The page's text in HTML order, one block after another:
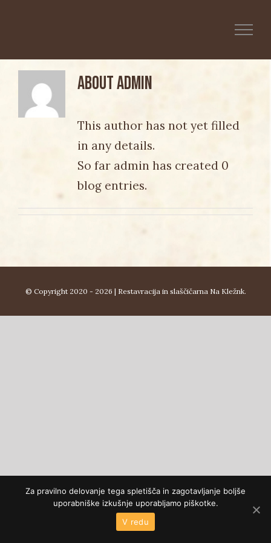
Aboutadmin
This author has not yet filled
in any details.
So far admin has created 0
blog entries.
© Copyright 2020 - 2026 | Restavracija in slaščičarna Na Kležnk.
Za pravilno delovanje tega spletišča in zagotavljanje boljše
uporabniške izkušnje uporabljamo piškotke.
V redu